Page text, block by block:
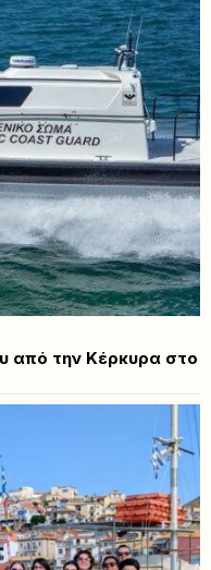
από την Κέρκυρα στο